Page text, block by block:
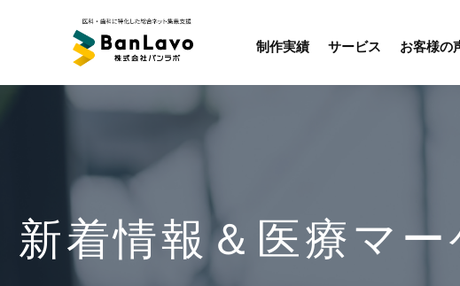
制作実績 サービス お客様の
新着情報＆医療マ